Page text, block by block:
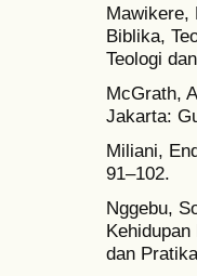
Mawikere,
Biblika,
Teologi
McGrath,
Jakarta:
Miliani,
91–102.
Nggebu,
dan